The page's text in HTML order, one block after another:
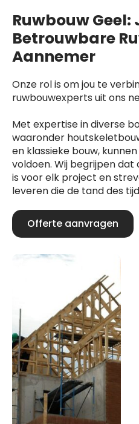
Ruwbouw Geel:
Betrouwbare
Aannemer
Onze rol is om jou te
ruwbouwexperts uit ons
Met expertise in diverse
waaronder
en klassieke bouw,
voldoen. Wij begrijpen
is voor elk project en
leveren die de tand des
Offerte aanvragen